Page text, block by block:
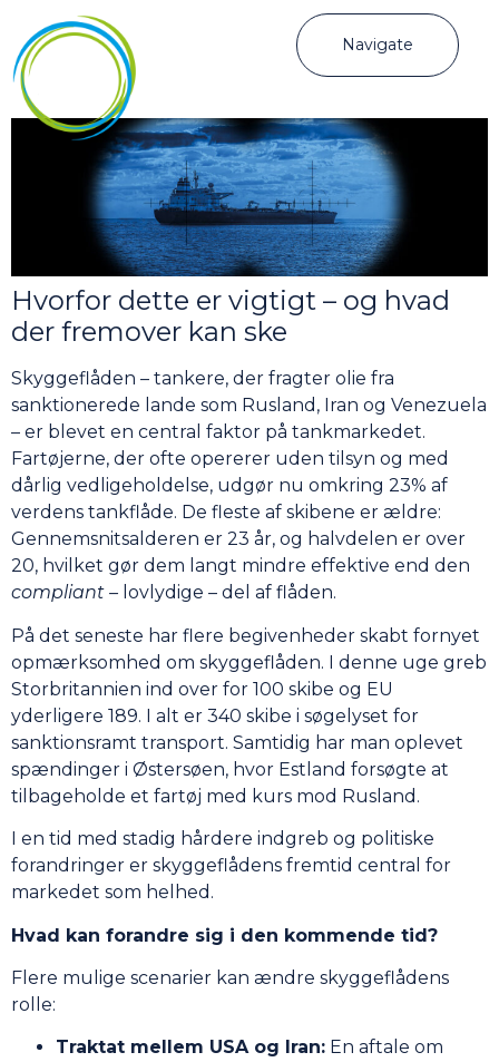
Navigate
Hvorfor dette er vigtigt – og hvad
der fremover kan ske
Skyggeflåden – tankere, der fragter olie fra
sanktionerede lande som Rusland, Iran og Venezuela
– er blevet en central faktor på tankmarkedet.
Fartøjerne, der ofte opererer uden tilsyn og med
dårlig vedligeholdelse, udgør nu omkring 23% af
verdens tankflåde. De fleste af skibene er ældre:
Gennemsnitsalderen er 23 år, og halvdelen er over
20, hvilket gør dem langt mindre effektive end den
compliant – lovlydige – del af flåden.
På det seneste har flere begivenheder skabt fornyet
opmærksomhed om skyggeflåden. I denne uge greb
Storbritannien ind over for 100 skibe og EU
yderligere 189. I alt er 340 skibe i søgelyset for
sanktionsramt transport. Samtidig har man oplevet
spændinger i Østersøen, hvor Estland forsøgte at
tilbageholde et fartøj med kurs mod Rusland.
I en tid med stadig hårdere indgreb og politiske
forandringer er skyggeflådens fremtid central for
markedet som helhed.
Hvad kan forandre sig i den kommende tid?
Flere mulige scenarier kan ændre skyggeflådens
rolle:
Traktat mellem USA og Iran: En aftale om